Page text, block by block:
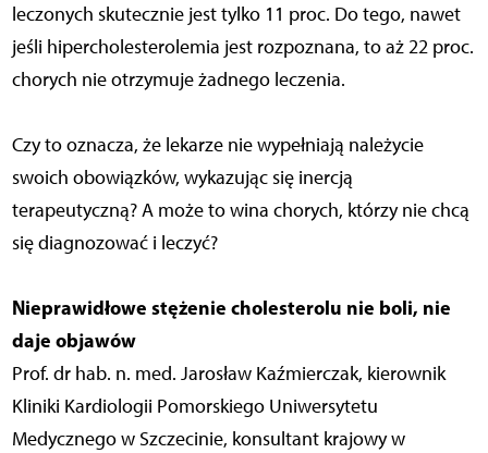
leczonych skutecznie jest tylko 11 proc. Do tego, nawet
jeśli hipercholesterolemia jest rozpoznana, to aż 22 proc.
chorych nie otrzymuje żadnego leczenia.
Czy to oznacza, że lekarze nie wypełniają należycie
swoich obowiązków, wykazując się inercją
terapeutyczną? A może to wina chorych, którzy nie chcą
się diagnozować i leczyć?
Nieprawidłowe stężenie cholesterolu nie boli, nie
daje objawów
Prof. dr hab. n. med. Jarosław Kaźmierczak, kierownik
Kliniki Kardiologii Pomorskiego Uniwersytetu
Medycznego w Szczecinie, konsultant krajowy w